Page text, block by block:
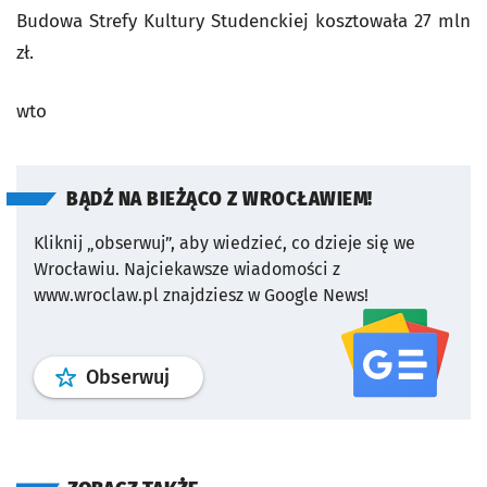
Budowa Strefy Kultury Studenckiej kosztowała 27 mln
zł.
wto
BĄDŹ NA BIEŻĄCO Z WROCŁAWIEM!
Kliknij „obserwuj”, aby wiedzieć, co dzieje się we
Wrocławiu. Najciekawsze wiadomości z
www.wroclaw.pl znajdziesz w Google News!
Obserwuj profil serwisu